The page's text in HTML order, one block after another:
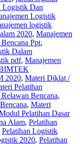
Logistik Dan
Logistik
logistik
2020, Manajemen
Ppt,
Dalam
pdf, Manajemen
2020, Materi Diklat /
Pelatihan
Bencana,
, Materi
Pelatihan Dasar
Alam, Pelatihan
Pelatihan Logistik
2020, Pelatihan